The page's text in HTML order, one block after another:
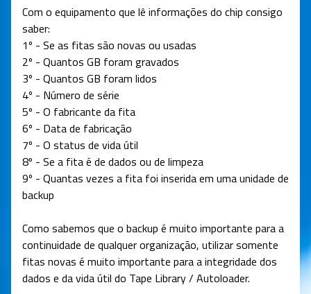
Com o equipamento que lê informações do chip consigo
saber:
1º - Se as fitas são novas ou usadas
2º - Quantos GB foram gravados
3º - Quantos GB foram lidos
4º - Número de série
5º - O fabricante da fita
6º - Data de fabricação
7º - O status de vida útil
8º - Se a fita é de dados ou de limpeza
9º - Quantas vezes a fita foi inserida em uma unidade de
backup
Como sabemos que o backup é muito importante para a
continuidade de qualquer organização, utilizar somente
fitas novas é muito importante para a integridade dos
dados e da vida útil do Tape Library / Autoloader.